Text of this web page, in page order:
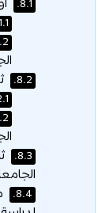
8.1.
8.2.
8.3.
8.4.